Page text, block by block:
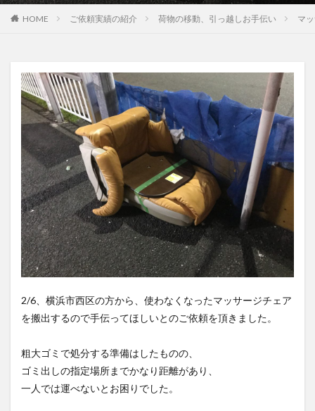
HOME ご依頼実績の紹介 荷物の移動、引っ越しお手伝い マ
2/6、横浜市西区の方から、使わなくなったマッサージチェア
を搬出するので手伝ってほしいとのご依頼を頂きました。
粗大ゴミで処分する準備はしたものの、
ゴミ出しの指定場所までかなり距離があり、
一人では運べないとお困りでした。